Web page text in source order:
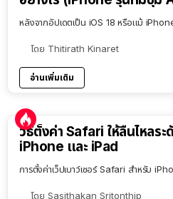
หลังจากอัปเดตเป็น iOS 18 หรือแม้
โดย Thitirath Kinaret
อ่านเพิ่มเติม
วิธีตั้งค่า Safari ให้ลื่นไหลร
iPhone และ iPad
การตั้งค่าเว็ปเบาว์เซอร์ Safari สำหรับ
โดย Sasithakan Sritonthip